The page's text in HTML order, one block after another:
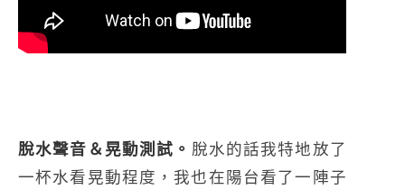
脫水聲音＆晃動測試。 脫水的話我特地放了
一杯水看晃動程度，我也在陽台看了一陣子